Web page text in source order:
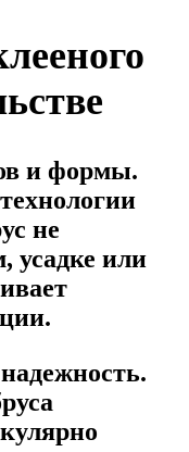
и формы.
не
усадке или